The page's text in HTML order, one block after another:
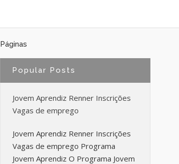
Páginas
Popular Posts
Jovem Aprendiz Renner Inscrições
Vagas de emprego
Jovem Aprendiz Renner Inscrições
Vagas de emprego Programa
Jovem Aprendiz O Programa Jovem